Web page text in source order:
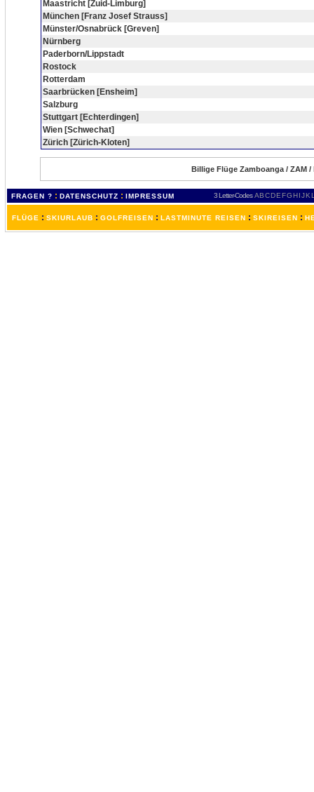
Maastricht [Zuid-Limburg]
München [Franz Josef Strauss]
Münster/Osnabrück [Greven]
Nürnberg
Paderborn/Lippstadt
Rostock
Rotterdam
Saarbrücken [Ensheim]
Salzburg
Stuttgart [Echterdingen]
Wien [Schwechat]
Zürich [Zürich-Kloten]
Billige Flüge Zamboanga / ZAM
FRAGEN ? : DATENSCHUTZ : IMPRESSUM 3 Letter-Codes ABCDEFGH IJKL
FLÜGE : SKIURLAUB : GOLFREISEN : LASTMINUTE REISEN : SKIREISEN :